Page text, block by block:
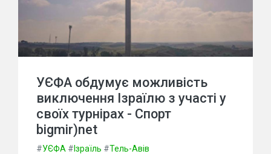
УЄФА обдумує можливість
виключення Ізраїлю з участі у
своїх турнірах - Спорт
bigmir)net
#УЄФА # Ізраїль #Тель-Авів